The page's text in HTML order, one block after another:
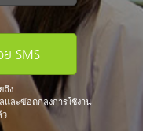
SMS
ถึง
ละข้อตกลงการใช้งาน
ว